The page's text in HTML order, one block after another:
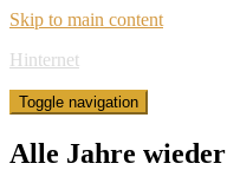
Skip to main content
Hinternet
Toggle navigation
Alle Jahre wieder